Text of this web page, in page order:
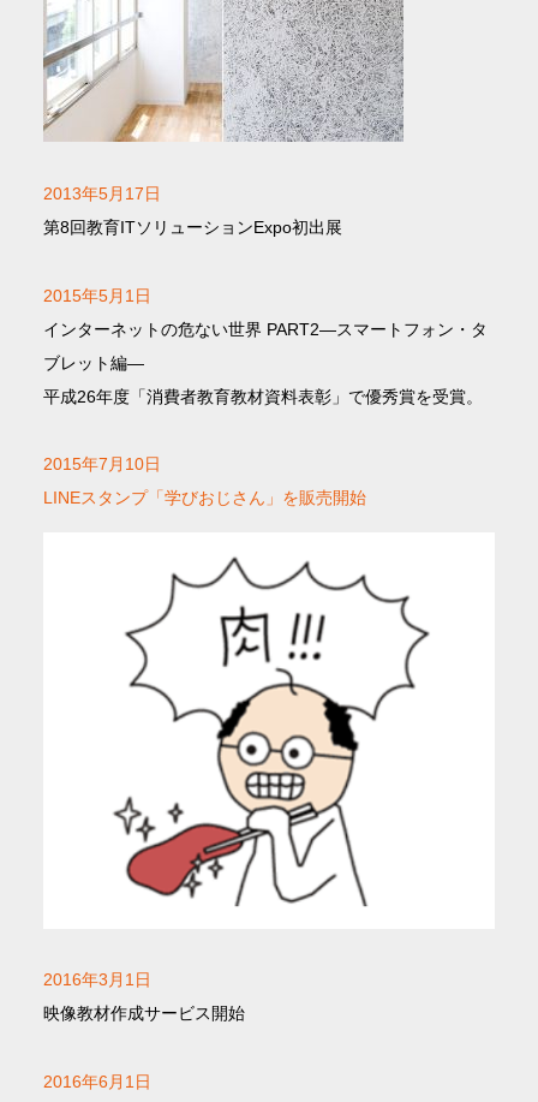
2013年5月17日
第8回教育ITソリューションExpo初出展
2015年5月1日
インターネットの危ない世界 PART2―スマートフォン・タ
ブレット編―
平成26年度「消費者教育教材資料表彰」で優秀賞を受賞。
2015年7月10日
LINEスタンプ「学びおじさん」を販売開始
2016年3月1日
映像教材作成サービス開始
2016年6月1日